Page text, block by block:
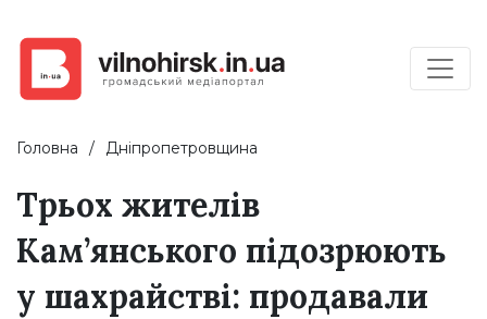
Головна Дніпропетровщина
Трьох жителів
Кам’янського підозрюють
у шахрайстві: продавали